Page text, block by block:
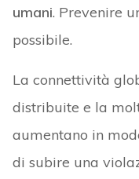
umani. Prevenire
possibile.
La connettività
distribuite e la
aumentano in
di subire una